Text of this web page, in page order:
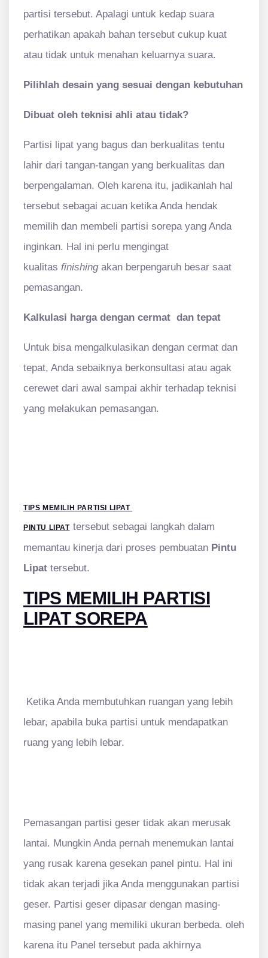
partisi tersebut. Apalagi untuk kedap suara
perhatikan apakah bahan tersebut cukup kuat
atau tidak untuk menahan keluarnya suara.
Pilihlah desain yang sesuai dengan kebutuhan
Dibuat oleh teknisi ahli atau tidak?
Partisi lipat yang bagus dan berkualitas tentu
lahir dari tangan-tangan yang berkualitas dan
berpengalaman. Oleh karena itu, jadikanlah hal
tersebut sebagai acuan ketika Anda hendak
memilih dan membeli partisi sorepa yang Anda
inginkan. Hal ini perlu mengingat
kualitas finishingakan berpengaruh besar saat
pemasangan.
Kalkulasi harga dengan cermat dan tepat
Untuk bisa mengalkulasikan dengan cermat dan
tepat, Anda sebaiknya berkonsultasi atau agak
cerewet dari awal sampai akhir terhadap teknisi
yang melakukan pemasangan.
TIPS MEMILIH PARTISI LIPAT
PINTU LIPATtersebut sebagai langkah dalam
memantau kinerja dari proses pembuatan Pintu
Lipat tersebut.
TIPS MEMILIH PARTISI
LIPAT SOREPA
Ketika Anda membutuhkan ruangan yang lebih
lebar, apabila buka partisi untuk mendapatkan
ruang yang lebih lebar.
Pemasangan partisi geser tidak akan merusak
lantai. Mungkin Anda pernah menemukan lantai
yang rusak karena gesekan panel pintu. Hal ini
tidak akan terjadi jika Anda menggunakan partisi
geser. Partisi geser dipasar dengan masing-
masing panel yang memiliki ukuran berbeda. oleh
karena itu Panel tersebut pada akhirnya